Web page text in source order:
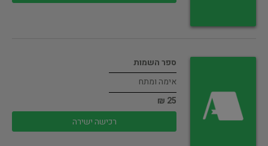
ספר השמות
אימה ומתח
25 ₪
רכישה ישירה